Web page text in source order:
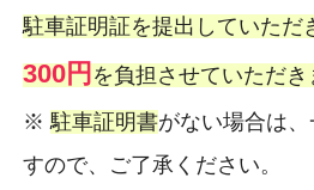
駐車証明証を提出していただ
300円を負担させていただき
※ 駐車証明書がない場合は
すので、ご了承ください。